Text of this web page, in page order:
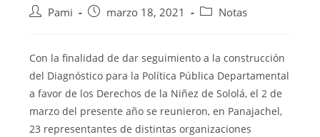
Pami marzo 18, 2021 Notas
Con la finalidad de dar seguimiento a la construcción
del Diagnóstico para la Política Pública Departamental
a favor de los Derechos de la Niñez de Sololá, el 2 de
marzo del presente año se reunieron, en Panajachel,
23 representantes de distintas organizaciones